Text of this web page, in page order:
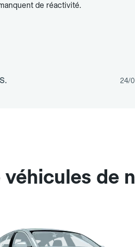
de réactivité.
24/
de